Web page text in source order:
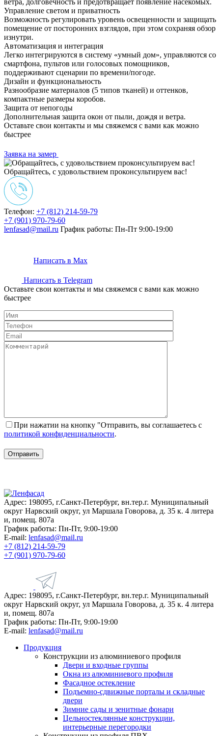
Управление светом и приватность
Возможность регулировать уровень освещенности и защищать
помещение от посторонних взглядов, при этом сохраняя обзор
изнутри.
Автоматизация и интеграция
Легко интегрируются в систему «умный дом», управляются со
смартфона, пультов или голосовых помощников,
поддерживают сценарии по времени/погоде.
Дизайн и функциональность
Разнообразие материалов (5 типов тканей) и оттенков,
компактные размеры коробов.
Защита от непогоды
Дополнительная защита окон от пыли, дождя и ветра.
Оставьте свои контакты и мы свяжемся с вами как можно
быстрее
Заявка на замер
Обращайтесь, с удовольствием проконсультируем вас!
Телефон: +7 (812) 214-59-79
+7 (901) 970-79-60
lenfasad@mail.ru График работы: Пн-Пт 9:00-19:00
Написать в Max
Написать в Telegram
Оставьте свои контакты и мы свяжемся с вами как можно
быстрее
При нажатии на кнопку "Отправить, вы соглашаетесь с
политикой конфиденциальности.
Адрес: 198095, г.Санкт-Петербург, вн.тер.г. Муниципальный
округ Нарвский округ, ул Маршала Говорова, д. 35 к. 4 литера
и, помещ. 807а
График работы: Пн-Пт, 9:00-19:00
E-mail: lenfasad@mail.ru
+7 (812) 214-59-79
+7 (901) 970-79-60
Адрес: 198095, г.Санкт-Петербург, вн.тер.г. Муниципальный
округ Нарвский округ, ул Маршала Говорова, д. 35 к. 4 литера
и, помещ. 807а
График работы: Пн-Пт, 9:00-19:00
E-mail: lenfasad@mail.ru
Продукция
Конструкции из алюминиевого профиля
Двери и входные группы
Окна из алюминиевого профиля
Фасадное остекление
Подъемно-сдвижные порталы и складные
двери
Зимние сады и зенитные фонари
Цельностеклянные конструкции,
интерьерные перегородки